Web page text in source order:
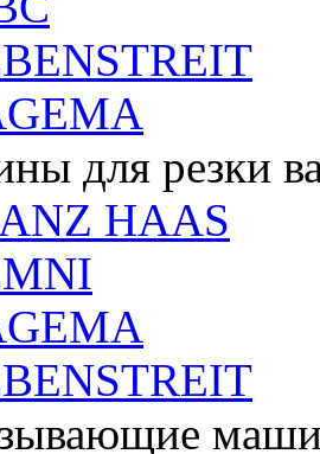
для резки
HAAS